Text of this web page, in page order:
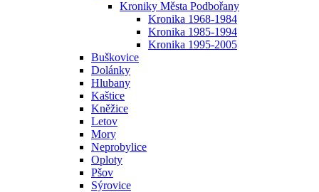
Kroniky Města Podbořany
Kronika 1968-1984
Kronika 1985-1994
Kronika 1995-2005
Buškovice
Dolánky
Hlubany
Kaštice
Kněžice
Letov
Mory
Neprobylice
Oploty
Pšov
Sýrovice